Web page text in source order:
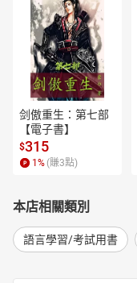
剑傲重生：第七部
【電子書】
$315
1 % (賺3點)
本店相關類別
語言學習/考試用書